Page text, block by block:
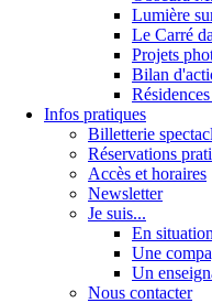
Lumière
Le Carré
Projets
Bilan
Infos pratiques
Billetterie
Réservations
Accès et horaires
Newsletter
Je suis...
En
Une
Un
Nous contacter